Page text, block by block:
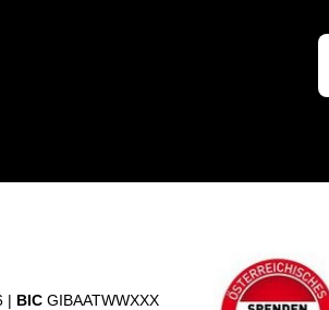
| BIC GIBAATWWXXX